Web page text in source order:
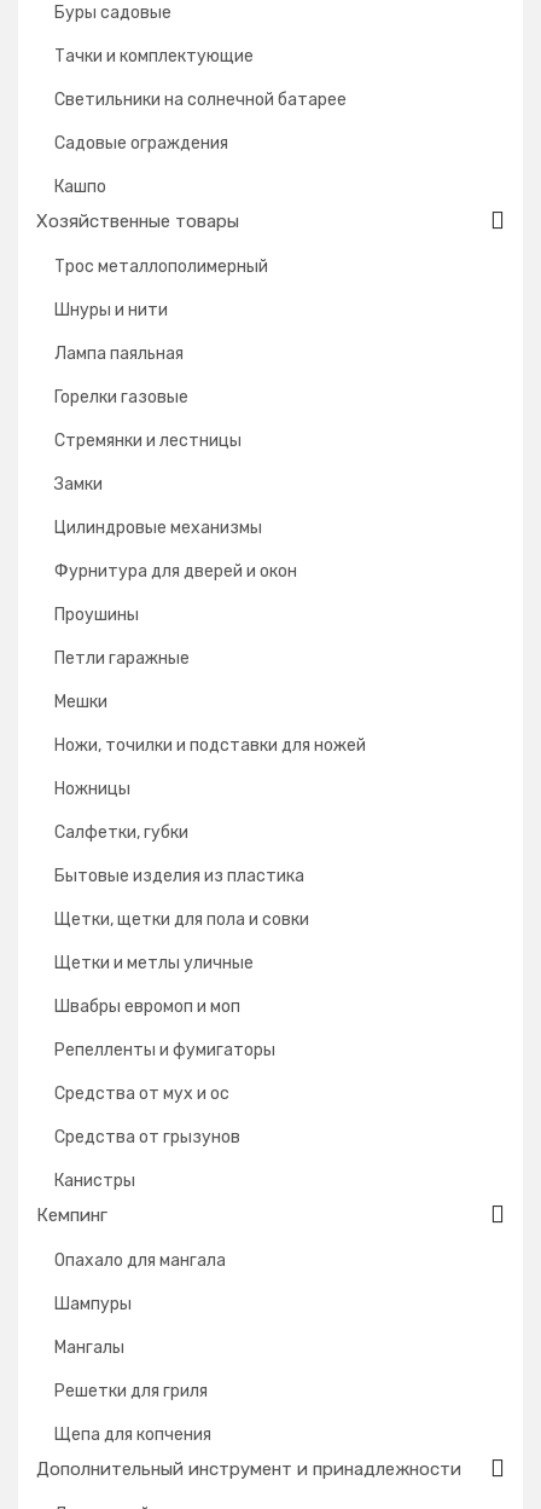
Буры садовые
Тачки и комплектующие
Светильники на солнечной батарее
Садовые ограждения
Кашпо
Хозяйственные товары
Трос металлополимерный
Шнуры и нити
Лампа паяльная
Горелки газовые
Стремянки и лестницы
Замки
Цилиндровые механизмы
Фурнитура для дверей и окон
Проушины
Петли гаражные
Мешки
Ножи, точилки и подставки для ножей
Ножницы
Салфетки, губки
Бытовые изделия из пластика
Щетки, щетки для пола и совки
Щетки и метлы уличные
Швабры евромоп и моп
Репелленты и фумигаторы
Средства от мух и ос
Средства от грызунов
Канистры
Кемпинг
Опахало для мангала
Шампуры
Мангалы
Решетки для гриля
Щепа для копчения
Дополнительный инструмент и принадлежности